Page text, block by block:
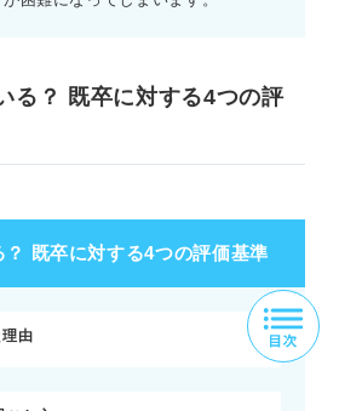
る？ 既卒に対する4つの評
既卒に対する4つの評価基準
由